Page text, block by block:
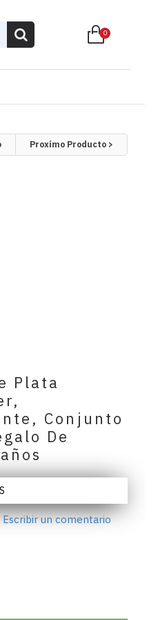
0
Proximo Producto >
Plata
Conjunto
De
Escribir un comentario